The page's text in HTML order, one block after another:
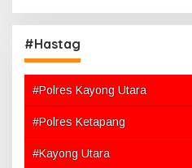
#Hastag
#Polres Kayong Utara
#Polres Ketapang
#Kayong Utara